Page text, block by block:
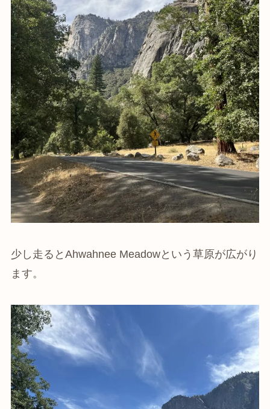
少し走るとAhwahnee Meadowという草原が広がり
ます。